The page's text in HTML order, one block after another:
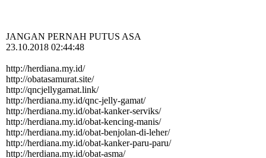
JANGAN PERNAH PUTUS ASA
23.10.2018 02:44:48
http://herdiana.my.id/
http:­//­obatasamurat.­site/­
http:­//­qncjellygamat.­link/­
http:­//­herdiana.­my.­id/­qnc-­jelly-­gamat/­
http:­//­herdiana.­my.­id/­obat-­kanker-­serviks/­
http:­//­herdiana.­my.­id/­obat-­kencing-­manis/­
http:­//­herdiana.­my.­id/­obat-­benjolan-­di-­leher/­
http:­//­herdiana.­my.­id/­obat-­kanker-­paru-­paru/­
http:­//­herdiana.­my.­id/­obat-­asma/­